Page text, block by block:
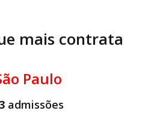
mais contrata
Paulo
admissões